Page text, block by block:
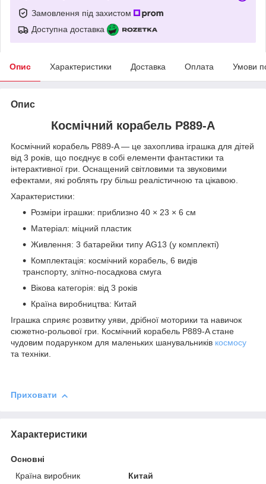
Замовлення під захистом
Доступна доставка
Опис Характеристики Доставка Оплата Умови
Опис
Космічний корабель P889-А
Космічний корабель P889-A — це захоплива іграшка для дітей
від 3 років, що поєднує в собі елементи фантастики та
інтерактивної гри. Оснащений світловими та звуковими
ефектами, які роблять гру більш реалістичною та цікавою.
Характеристики:
Розміри іграшки: приблизно 40 × 23 × 6 см
Матеріал: міцний пластик
Живлення: 3 батарейки типу AG13 (у комплекті)
Комплектація: космічний корабель, 6 видів
транспорту, злітно-посадкова смуга
Вікова категорія: від 3 років
Країна виробництва: Китай
Іграшка сприяє розвитку уяви, дрібної моторики та навичок
сюжетно-рольової гри. Космічний корабель P889-A стане
чудовим подарунком для маленьких шанувальників космосу
та техніки.
Приховати
Характеристики
Основні
Країна виробник
Китай